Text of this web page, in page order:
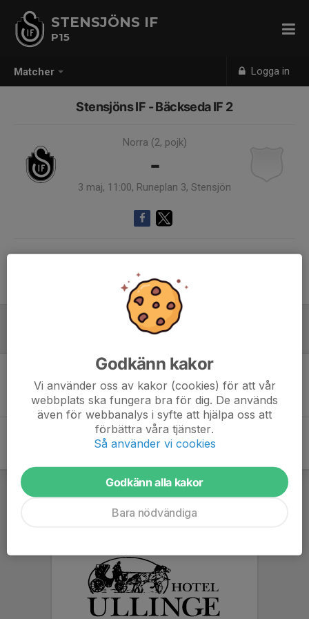
Matcher Logga in
STENSJÖNS IF
P15
Stensjöns IF - Bäckseda IF 2
Norra (2, pojk)
-
3 maj, 11:00, Runeplan 3, Stensjön
Endast kallade kunde anmäla sig till aktiviteten. 23 personer var kallade.
Logga in här
Inget referat skrivet
Godkänn kakor
Vi använder oss av kakor (cookies) för att vår
webbplats ska fungera bra för dig. De används
även för webbanalys i syfte att hjälpa oss att
förbättra våra tjänster.
Så använder vi cookies
Godkänn alla kakor
Bara nödvändiga